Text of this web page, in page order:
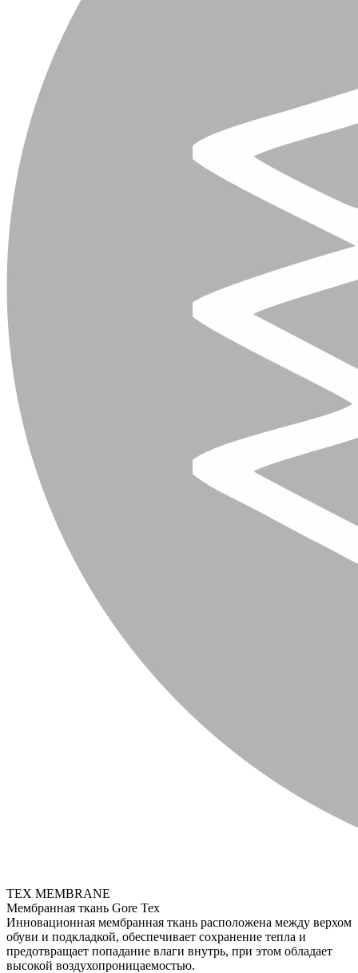
TEX MEMBRANE
Мембранная ткань Gore Tex
Инновационная мембранная ткань расположена между верхом
обуви и подкладкой, обеспечивает сохранение тепла и
предотвращает попадание влаги внутрь, при этом обладает
высокой воздухопроницаемостью.